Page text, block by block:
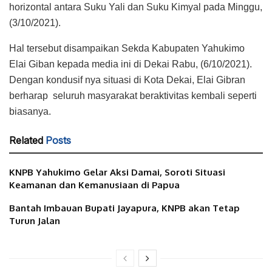
horizontal antara Suku Yali dan Suku Kimyal pada Minggu,
(3/10/2021).
Hal tersebut disampaikan Sekda Kabupaten Yahukimo
Elai Giban kepada media ini di Dekai Rabu, (6/10/2021).
Dengan kondusif nya situasi di Kota Dekai, Elai Gibran
berharap seluruh masyarakat beraktivitas kembali seperti
biasanya.
Related Posts
KNPB Yahukimo Gelar Aksi Damai, Soroti Situasi
Keamanan dan Kemanusiaan di Papua
Bantah Imbauan Bupati Jayapura, KNPB akan Tetap
Turun Jalan